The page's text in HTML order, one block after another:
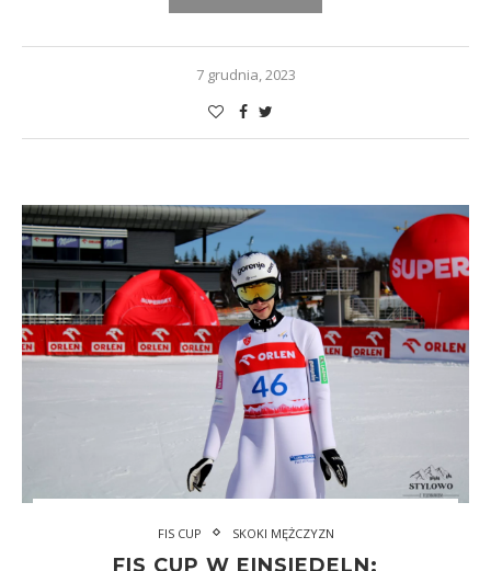
7 grudnia, 2023
FIS CUP SKOKI MĘŻCZYZN
FIS CUP W EINSIEDELN: